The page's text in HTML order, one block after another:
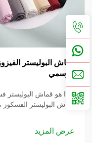
قماش البوليستر
الرسمي
ماذا هو قماش البوليستر
قماش البوليستر الفسكوز
عرض المزيد